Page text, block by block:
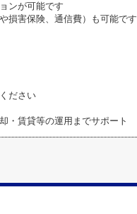
ンが可能です
損害保険、通信費）も可能です
ださい
・賃貸等の運用までサポート